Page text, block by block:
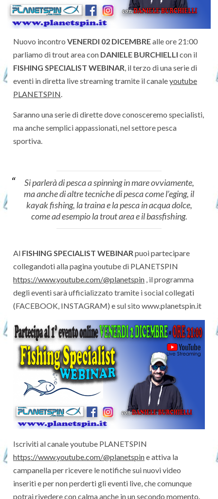
Nuovo incontro VENERDI 02 DICEMBREalle ore 21:00
parliamo di trout area con DANIELE BURCHIELLI con il
FISHING SPECIALIST WEBINAR, il terzo di una serie di
eventi in diretta live streaming tramite il canaleyoutube
PLANETSPIN.
Saranno una serie di dirette dove conosceremo specialisti,
ma anche semplici appassionati, nel settore pesca
sportiva.
Si parlerà di pesca a spinning in mare ovviamente,
ma anche di altre tecniche di pesca come l’eging, il
kayak fishing, la traina e la pesca in acqua dolce,
come ad esempio la trout area e il bassfishing.
Al FISHING SPECIALIST WEBINAR puoi partecipare
collegandoti alla pagina youtube di PLANETSPIN
https://www.youtube.com/@planetspin , il programma
degli eventi sarà ufficializzato tramite i social collegati
(FACEBOOK, INSTAGRAM) e sul sito www.planetspin.it
Iscriviti al canale youtube PLANETSPIN
https://www.youtube.com/@planetspine attiva la
campanella per ricevere le notifiche sui nuovi video
inseriti e per non perderti gli eventi live, che comunque
potrai rivedere con calma anche in un secondo momento.